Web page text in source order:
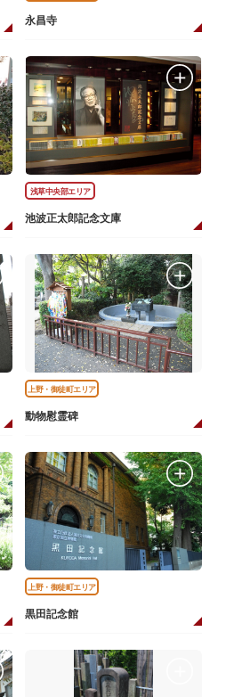
永昌寺
浅草中央部エリア
池波正太郎記念文庫
上野・御徒町エリア
動物慰霊碑
上野・御徒町エリア
黒田記念館